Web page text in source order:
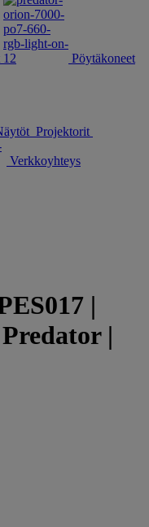
Pöytäkoneet
Projektorit
Verkkoyhteys
|
|